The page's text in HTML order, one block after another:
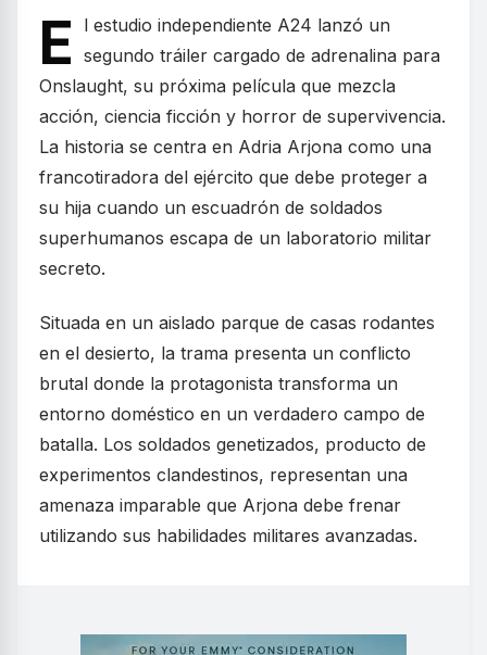
E
l estudio independiente A24 lanzó un
segundo tráiler cargado de adrenalina para
Onslaught, su próxima película que mezcla
acción, ciencia ficción y horror de supervivencia.
La historia se centra en Adria Arjona como una
francotiradora del ejército que debe proteger a
su hija cuando un escuadrón de soldados
superhumanos escapa de un laboratorio militar
secreto.
Situada en un aislado parque de casas rodantes
en el desierto, la trama presenta un conflicto
brutal donde la protagonista transforma un
entorno doméstico en un verdadero campo de
batalla. Los soldados genetizados, producto de
experimentos clandestinos, representan una
amenaza imparable que Arjona debe frenar
utilizando sus habilidades militares avanzadas.